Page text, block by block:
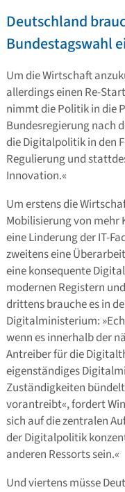
Deutschland
Bundestagswahl
Um die Wirtschaft
allerdings einen Re-
nimmt die Politik in die
Bundesregierung nach
die Digitalpolitik in den
Regulierung und
Innovation.«
Um erstens die
Mobilisierung von mehr
eine Linderung der IT-
zweitens eine
eine konsequente
modernen Registern
drittens brauche es in
Digitalministerium:
wenn es innerhalb der
Antreiber für die
eigenständiges
Zuständigkeiten
vorantreibt«, fordert
sich auf die zentralen
der Digitalpolitik
anderen Ressorts sein.«
Und viertens müsse